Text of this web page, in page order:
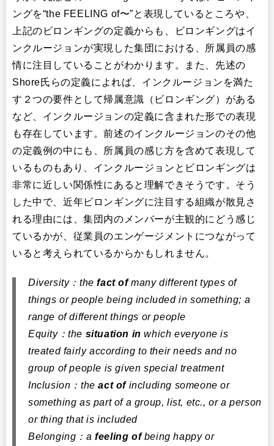
ングを“the FEELING of〜”と表現しているところや、
上記のビロンギングの定義からも、ビロンギングはイ
ンクルージョンが実現した集団における、所属員の感
情に注目していることがわかります。また、先述の
Shore氏らの定義によれば、インクルージョンを満た
す２つの要件として帰属意識（ビロンギング）がある
など、インクルージョンの定義に含まれた形での表現
も存在しています。前述のインクルージョンのその他
の定義例の中にも、所属員の感じ方を含めて表現して
いるものもあり、インクルージョンとビロンギングは
非常に近しい関係性にあると理解できそうです。そう
した中で、近年ビロンギングに注目する組織が散見さ
れる理由には、集団内のメンバーが主観的にどう感じ
ているかが、従業員のエンゲージメントにつながって
いると考えられているからかもしれません。
Diversity：thefact ofmany different types of
things or people being included in something; a
range of different things or people
Equity：the situation in which everyone is
treated fairly according to their needs and no
group of people is given special treatment
Inclusion：theact ofincluding someone or
something as part of a group, list, etc., or a person
or thing that is included
Belonging：afeeling ofbeing happy or